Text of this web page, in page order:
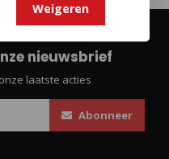
nieuwsbrief
laatste acties
Abonneer
Weigeren